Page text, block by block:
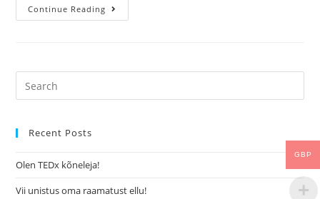
Continue Reading
Recent Posts
Olen TEDx kõneleja!
Vii unistus oma raamatust ellu!
GBP